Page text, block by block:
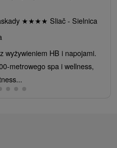
★★★★ Sliač - Sielnica
wyżywieniem HB i napojami.
metrowego spa i wellness,